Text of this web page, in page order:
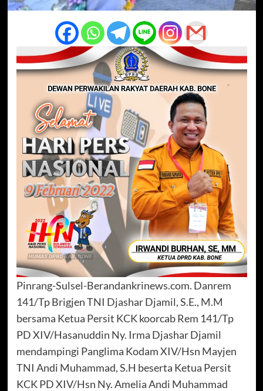
Pinrang-Sulsel-Berandankrinews.com. Danrem
141/Tp Brigjen TNI Djashar Djamil, S.E., M.M
bersama Ketua Persit KCK koorcab Rem 141/Tp
PD XIV/Hasanuddin Ny. Irma Djashar Djamil
mendampingi Panglima Kodam XIV/Hsn Mayjen
TNI Andi Muhammad, S.H beserta Ketua Persit
KCK PD XIV/Hsn Ny. Amelia Andi Muhammad